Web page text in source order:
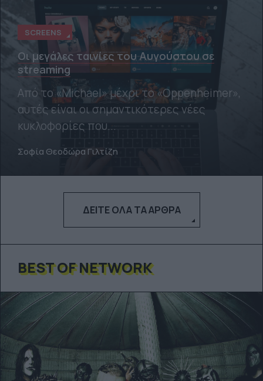
SCREENS
Οι μεγάλες ταινίες του Αυγούστου σε
streaming
Από το «Michael» μέχρι το «Oppenheimer»,
αυτές είναι οι σημαντικότερες νέες
κυκλοφορίες που...
Σοφία Θεοδώρα Γιλτίζη
ΔΕΊΤΕ ΌΛΑ ΤΑ ΆΡΘΡΑ
BEST OF NETWORK